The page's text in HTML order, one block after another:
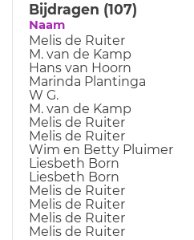
Bijdragen (107)
Naam
Melis de Ruiter
M. van de Kamp
Hans van Hoorn
Marinda Plantinga
W G.
M. van de Kamp
Melis de Ruiter
Melis de Ruiter
Wim en Betty Pluimer
Liesbeth Born
Liesbeth Born
Melis de Ruiter
Melis de Ruiter
Melis de Ruiter
Melis de Ruiter